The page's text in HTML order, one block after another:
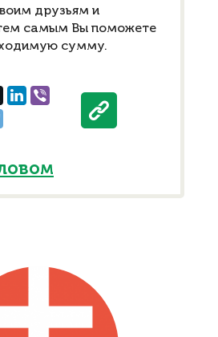
друзьям и
самым Вы поможете
сумму.